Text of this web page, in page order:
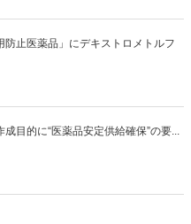
防止医薬品」にデキストロメトルフ
目的に“医薬品安定供給確保”の要...